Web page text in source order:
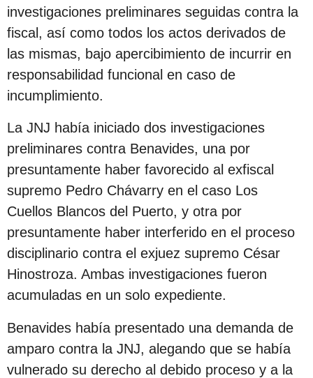
u
b
l
i
c
c
i
ó
n
investigaciones preliminares seguidas contra la
fiscal, así como todos los actos derivados de
las mismas, bajo apercibimiento de incurrir en
responsabilidad funcional en caso de
incumplimiento.
La JNJ había iniciado dos investigaciones
preliminares contra Benavides, una por
presuntamente haber favorecido al exfiscal
supremo Pedro Chávarry en el caso Los
Cuellos Blancos del Puerto, y otra por
presuntamente haber interferido en el proceso
disciplinario contra el exjuez supremo César
Hinostroza. Ambas investigaciones fueron
acumuladas en un solo expediente.
Benavides había presentado una demanda de
amparo contra la JNJ, alegando que se había
vulnerado su derecho al debido proceso y a la